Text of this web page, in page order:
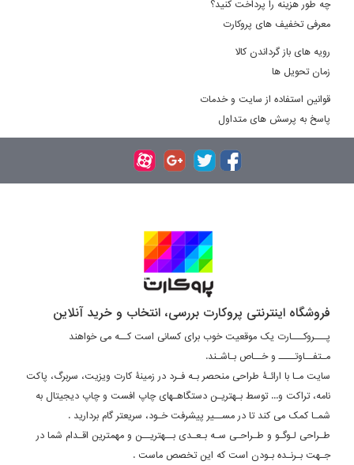
چه طور هزینه را پرداخت کنید؟
معرفی تخفیف های پروکارت
رویه های باز گرداندن کالا
زمان تحویل ها
قوانین استفاده از سایت و خدمات
پاسخ به پرسش های متداول
فروشگاه اینترنتی پروکارت بررسی، انتخاب و خرید آنلاین
پـــروکـــارت یک موقعیت خوب برای کسانی است کــه می خواهند
مـتفــاوتــــ و خــاص بـاشـند.
سایت مـا با ارائـۀ طراحی منحصر بـه فـرد در زمینۀ کارت ویزیت، سربرگ، پاکت
نامه، تراکت و... توسط بـهتریـن دستگاهـهای چاپ افست و چاپ دیجیتال به
شمـا کمک می کند تا در مســیر پیشرفت خـود، سریعتر گام بردارید .
طـراحی لـوگـو و طـراحـی سـه بـعـدی بــهتریــن و مهمترین اقـدام شما در
جـهت بـرنـده بـودن است که این تخصص ماست .